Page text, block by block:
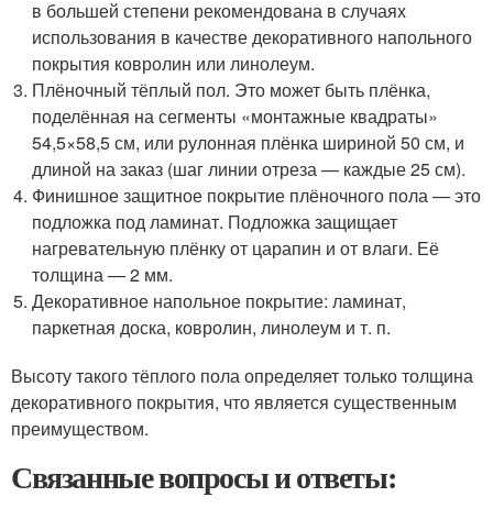
в большей степени рекомендована в случаях
использования в качестве декоративного напольного
покрытия ковролин или линолеум.
Плёночный тёплый пол. Это может быть плёнка,
поделённая на сегменты «монтажные квадраты»
54,5×58,5 см, или рулонная плёнка шириной 50 см, и
длиной на заказ (шаг линии отреза — каждые 25 см).
Финишное защитное покрытие плёночного пола — это
подложка под ламинат. Подложка защищает
нагревательную плёнку от царапин и от влаги. Её
толщина — 2 мм.
Декоративное напольное покрытие: ламинат,
паркетная доска, ковролин, линолеум и т. п.
Высоту такого тёплого пола определяет только толщина
декоративного покрытия, что является существенным
преимуществом.
Связанные вопросы и ответы: